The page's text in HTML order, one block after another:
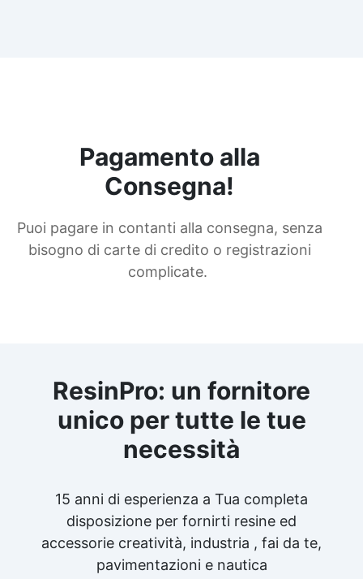
Pagamento alla
Consegna!
Puoi pagare in contanti alla consegna, senza
bisogno di carte di credito o registrazioni
complicate.
ResinPro: un fornitore
unico per tutte le tue
necessità
15 anni di esperienza a Tua completa
disposizione per fornirti resine ed
accessorie creatività, industria , fai da te,
pavimentazioni e nautica